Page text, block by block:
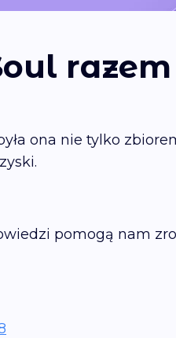
ona nie tylko
pomogą nam